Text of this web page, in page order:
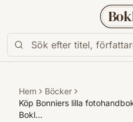
Hem
Böcker
Köp Bonniers lilla
Bokl…